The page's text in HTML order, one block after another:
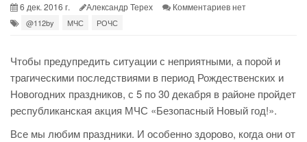
6 дек. 2016 г. Александр Терех Комментариев нет
@112by МЧС РОЧС
Чтобы предупредить ситуации с неприятными, а порой и
трагическими последствиями в период Рождественских и
Новогодних праздников, с 5 по 30 декабря в районе пройдет
республиканская акция МЧС «Безопасный Новый год!».
Все мы любим праздники. И особенно здорово, когда они от